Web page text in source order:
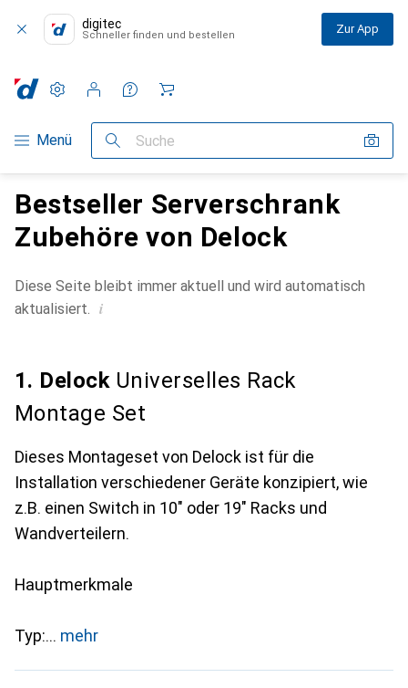
digitec
Schneller finden und bestellen Zur App
Navigation nach Kategorien
Menü Suche
Einstellungen
Kundenkonto
Vergleichslisten
Merklisten
Warenkorb
Bestseller Serverschrank
Zubehöre von Delock
Diese Seite bleibt immer aktuell und wird automatisch
aktualisiert. i
1. DelockUniverselles Rack
Montage Set
Dieses Montageset von Delock ist für die
Installation verschiedener Geräte konzipiert, wie
z.B. einen Switch in 10" oder 19" Racks und
Wandverteilern.
Hauptmerkmale
Typ: mehr